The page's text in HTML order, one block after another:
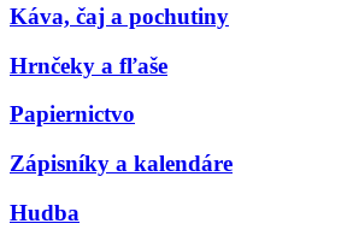
Káva, čaj a pochutiny
Hrnčeky a fľaše
Papiernictvo
Zápisníky a kalendáre
Hudba